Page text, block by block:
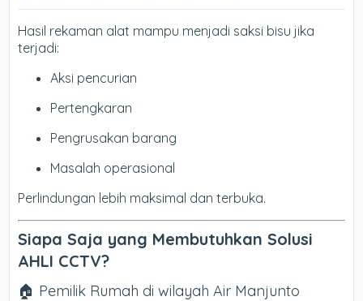
Hasil rekaman alat mampu menjadi saksi bisu jika
terjadi:
Aksi pencurian
Pertengkaran
Pengrusakan barang
Masalah operasional
Perlindungan lebih maksimal dan terbuka.
Siapa Saja yang Membutuhkan Solusi
AHLI CCTV?
🏠 Pemilik Rumah di wilayah Air Manjunto